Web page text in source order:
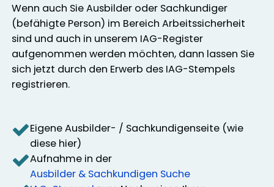
Wenn auch Sie Ausbilder oder Sachkundiger
(befähigte Person) im Bereich Arbeitssicherheit
sind und auch in unserem IAG-Register
aufgenommen werden möchten, dann lassen Sie
sich jetzt durch den Erwerb des IAG-Stempels
registrieren.
Eigene Ausbilder- / Sachkundigenseite (wie
diese hier)
Aufnahme in der
Ausbilder & Sachkundigen Suche